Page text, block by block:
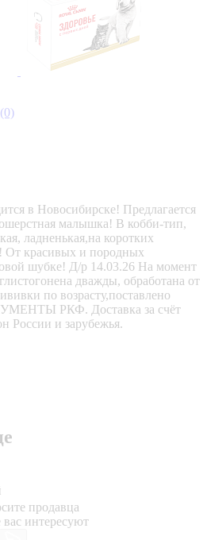
(0)
в Новосибирске! Предлагается
малышка! В кобби-тип,
ладненькая,на коротких
От красивых и породных
шубке! Д/р 14.03.26 На момент
дважды, обработана от
по возрасту,поставлено
РКФ. Доставка за счёт
России и зарубежья.
продавца
интересуют